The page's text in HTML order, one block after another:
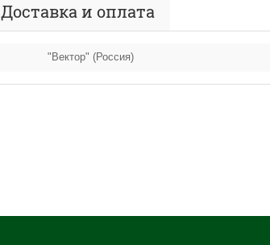
Доставка и оплата
"Вектор" (Россия)